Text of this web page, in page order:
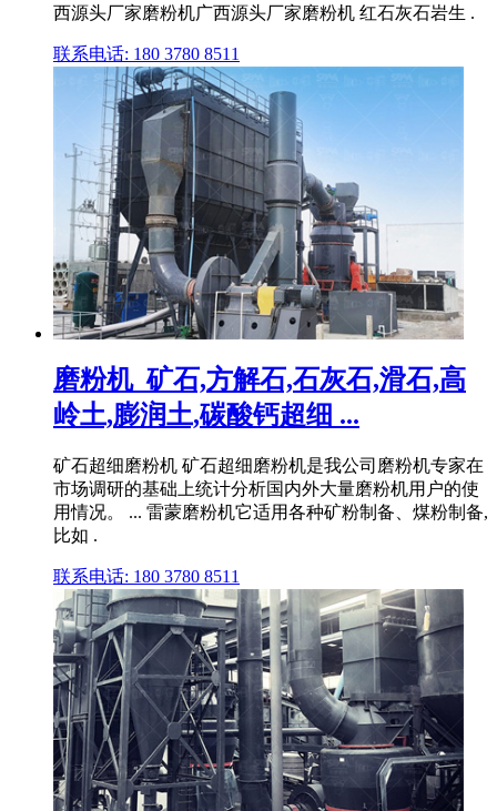
西源头厂家磨粉机广西源头厂家磨粉机 红石灰石岩生 .
联系电话: 180 3780 8511
磨粉机_矿石,方解石,石灰石,滑石,高
岭土,膨润土,碳酸钙超细 ...
矿石超细磨粉机 矿石超细磨粉机是我公司磨粉机专家在
市场调研的基础上统计分析国内外大量磨粉机用户的使
用情况。 ... 雷蒙磨粉机它适用各种矿粉制备、煤粉制备,
比如 .
联系电话: 180 3780 8511